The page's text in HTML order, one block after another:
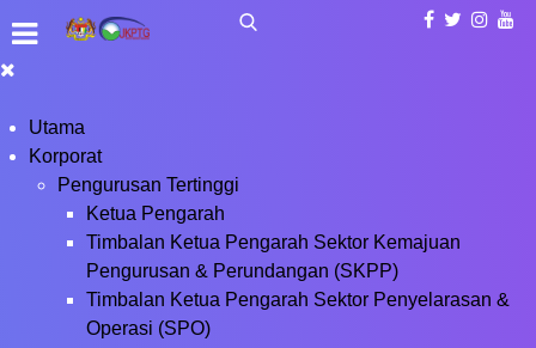
Utama
Korporat
Pengurusan Tertinggi
Ketua Pengarah
Timbalan Ketua Pengarah Sektor Kemajuan
Pengurusan & Perundangan (SKPP)
Timbalan Ketua Pengarah Sektor Penyelarasan &
Operasi (SPO)